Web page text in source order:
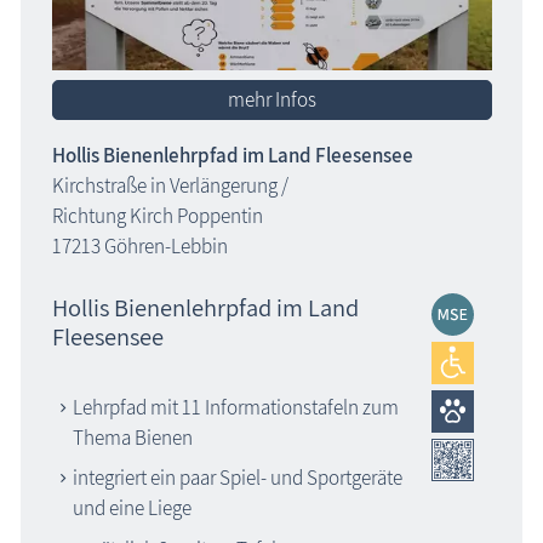
mehr Infos
Hollis Bienenlehrpfad im Land Fleesensee
Kirchstraße in Verlängerung /
Richtung Kirch Poppentin
17213 Göhren-Lebbin
Hollis Bienenlehrpfad im Land
Fleesensee
Lehrpfad mit 11 Informationstafeln zum
Thema Bienen
integriert ein paar Spiel- und Sportgeräte
und eine Liege